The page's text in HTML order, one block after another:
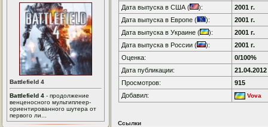
Battlefield 4
Battlefield 4 - продолжение
венценосного мультиплеер-
ориентированного шутера от
первого ли...
Дата выпуска в США (
):
2001 г.
Дата выпуска в Европе (
):
2001 г.
Дата выпуска в Украине (
):
2001 г.
Дата выпуска в России (
):
2001 г.
Оценка:
0/100%
Дата публикации:
21.04.2012
Просмотров:
915
Добавил:
Vova
Ссылки